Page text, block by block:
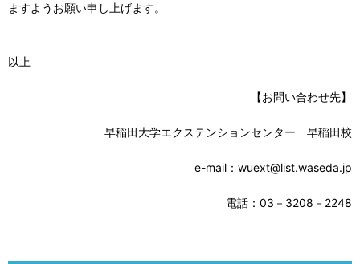
ますようお願い申し上げます。
以上
【お問い合わせ先】
早稲田大学エクステンションセンター 早稲田校
e-mail：wuext@list.waseda.jp
電話：03－3208－2248